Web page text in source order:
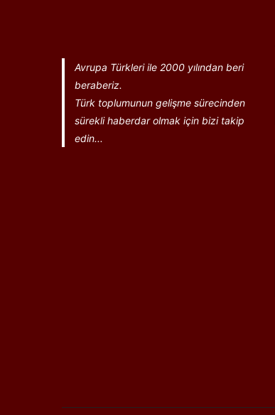
Avrupa Türkleri ile 2000 yılından beri
beraberiz.
Türk toplumunun gelişme sürecinden
sürekli haberdar olmak için bizi takip
edin...